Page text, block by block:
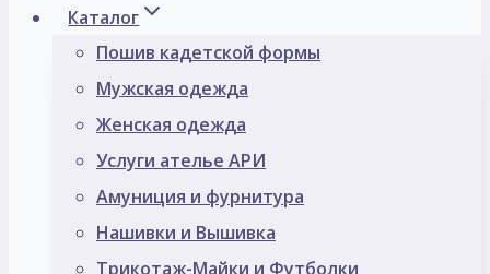
Каталог
Пошив кадетской формы
Мужская одежда
Женская одежда
Услуги ателье АРИ
Амуниция и фурнитура
Нашивки и Вышивка
Трикотаж-Майки и Футболки